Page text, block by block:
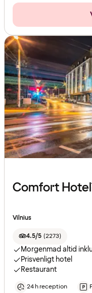
Comfort
Vilnius
4.5/5 (2273)
Morgenmad altid
Prisvenligt hotel
Restaurant
24 h reception